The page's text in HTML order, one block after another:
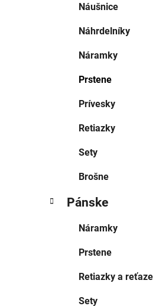
Náušnice
Náhrdelníky
Náramky
Prstene
Prívesky
Retiazky
Sety
Brošne
Pánske
Náramky
Prstene
Retiazky a reťaze
Sety